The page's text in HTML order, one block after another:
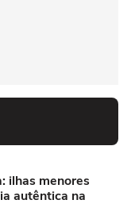
ilhas menores
autêntica na